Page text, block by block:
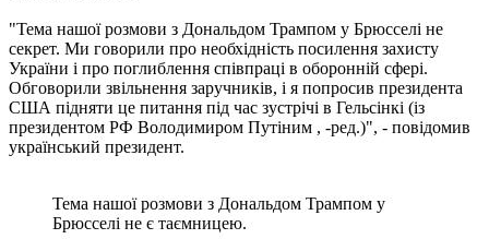
"Тема нашої розмови з Дональдом Трампом у Брюсселі не
секрет. Ми говорили про необхідність посилення захисту
України і про поглиблення співпраці в оборонній сфері.
Обговорили звільнення заручників, і я попросив президента
США підняти це питання під час зустрічі в Гельсінкі (із
президентом РФ Володимиром Путіним , -ред.)", - повідомив
український президент.
Тема нашої розмови з Дональдом Трампом у
Брюсселі не є таємницею.